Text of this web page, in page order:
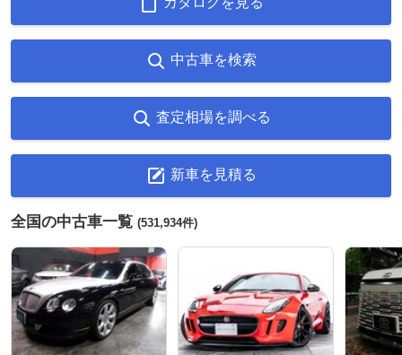
中古車を検索
査定相場を調べる
新車を見積る
全国の中古車一覧 (531,934件)